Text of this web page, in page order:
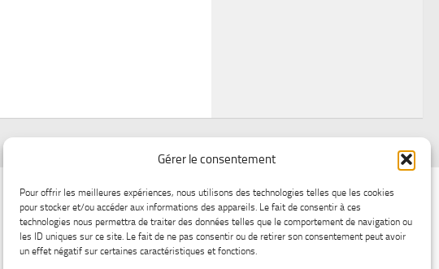
Gérer le consentement
Pour offrir les meilleures expériences, nous utilisons des technologies telles que les cookies
pour stocker et/ou accéder aux informations des appareils. Le fait de consentir à ces
technologies nous permettra de traiter des données telles que le comportement de navigation ou
les ID uniques sur ce site. Le fait de ne pas consentir ou de retirer son consentement peut avoir
un effet négatif sur certaines caractéristiques et fonctions.
Afficher chez nous Lac-Saint-Jean glace Boutique en ligne